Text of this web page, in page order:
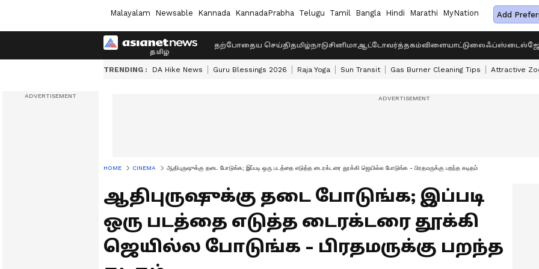
Malayalam Newsable Kannada KannadaPrabha Telugu Tamil Bangla Hindi Marathi MyNation Add
தற்போதைய செய்திதமிழ்நாடுசினிமாஆட்டோவர்த்தகம்விளையாட்டுலைஃப்ஸ்டைல்
TRENDING : DA Hike News Guru Blessings 2026 Raja Yoga Sun Transit Gas Burner Cleaning Tips Attractive
HOME CINEMA ஆதிபுருஷுக்கு தடை போடுங்க; இப்படி ஒரு படத்தை எடுத்த டைரக்டரை தூக்கி ஜெயில்ல போடுங்க - பிரதமருக்கு பறந்த கடிதம்
ஆதிபுருஷுக்கு தடை போடுங்க; இப்படி
ஒரு படத்தை எடுத்த டைரக்டரை தூக்கி
ஜெயில்ல போடுங்க - பிரதமருக்கு பறந்த